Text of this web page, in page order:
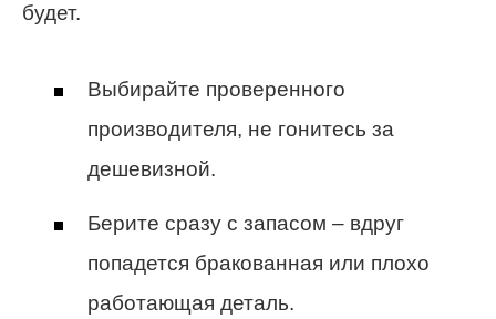
будет.
Выбирайте проверенного
производителя, не гонитесь за
дешевизной.
Берите сразу с запасом – вдруг
попадется бракованная или плохо
работающая деталь.